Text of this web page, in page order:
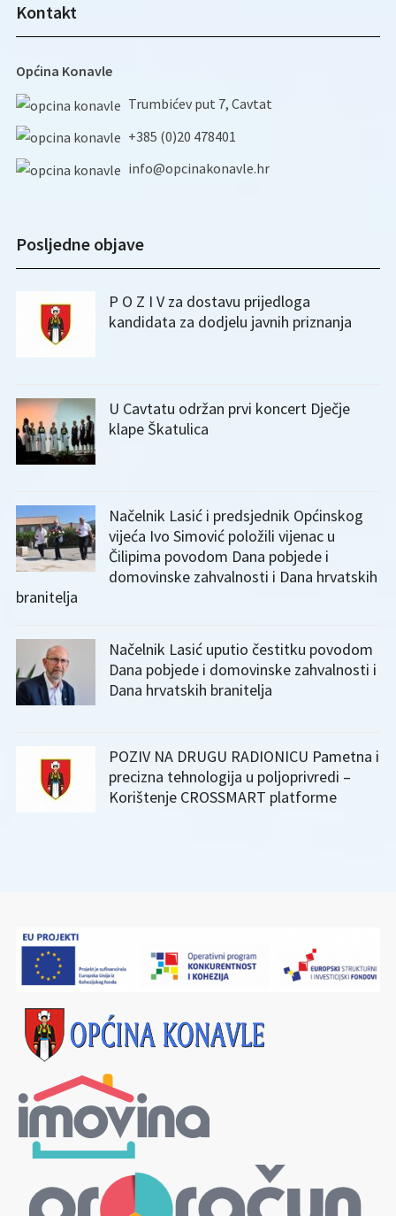
Kontakt
Općina Konavle
Trumbićev put 7, Cavtat
+385 (0)20 478401
info@opcinakonavle.hr
Posljedne objave
P O Z I V za dostavu prijedloga
kandidata za dodjelu javnih priznanja
U Cavtatu održan prvi koncert Dječje
klape Škatulica
Načelnik Lasić i predsjednik Općinskog
vijeća Ivo Simović položili vijenac u
Čilipima povodom Dana pobjede i
domovinske zahvalnosti i Dana hrvatskih
branitelja
Načelnik Lasić uputio čestitku povodom
Dana pobjede i domovinske zahvalnosti i
Dana hrvatskih branitelja
POZIV NA DRUGU RADIONICU Pametna i
precizna tehnologija u poljoprivredi –
Korištenje CROSSMART platforme